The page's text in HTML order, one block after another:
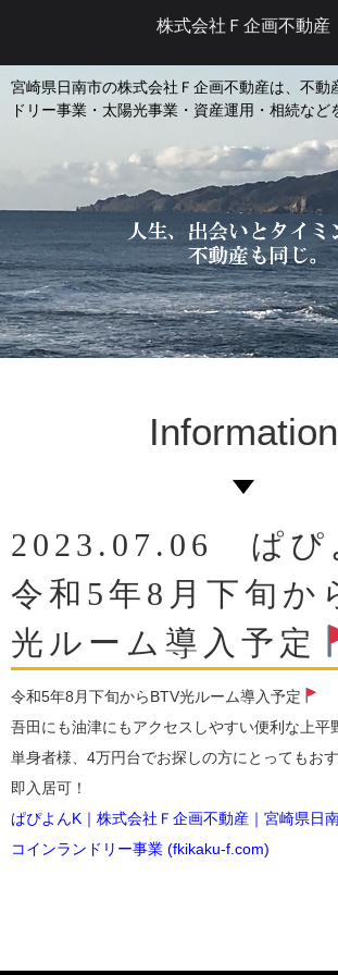
宮崎県日南市の株式会社Ｆ企画不動産は、不動
ドリー事業・太陽光事業・資産運用・相続など
Information
2023.07.06 ぱぴ
令和5年8月下旬か
光ルーム導入予定
令和5年8月下旬からBTV光ルーム導入予定
吾田にも油津にもアクセスしやすい便利な上平
単身者様、4万円台でお探しの方にとってもお
即入居可！
ぱぴよんK｜株式会社Ｆ企画不動産｜宮崎県日
コインランドリー事業 (fkikaku-f.com)
株式会社Ｆ企画不動産